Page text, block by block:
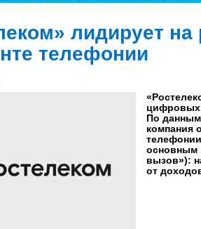
лидирует
телефонии
цифровых
По данным
компания
основным
вызов»):
от